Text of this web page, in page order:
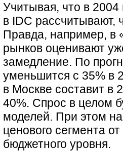
Учитывая, что в 2004
в IDC рассчитывают,
Правда, например, в
рынков оценивают
замедление. По
уменьшится с 35% в
в Москве составит в
40%. Спрос в целом
моделей. При этом
ценового сегмента
бюджетного уровня.